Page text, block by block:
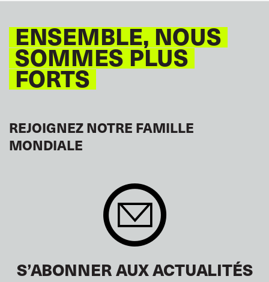
ENSEMBLE, NOUS
SOMMES PLUS
FORTS
REJOIGNEZ NOTRE FAMILLE
MONDIALE
S’ABONNER AUX ACTUALITÉS